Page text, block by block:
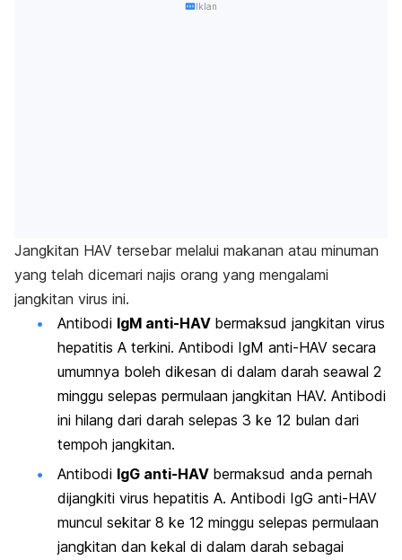
Iklan
Jangkitan HAV tersebar melalui makanan atau minuman
yang telah dicemari najis orang yang mengalami
jangkitan virus ini.
Antibodi IgM anti-HAV bermaksud jangkitan virus
hepatitis A terkini. Antibodi IgM anti-HAV secara
umumnya boleh dikesan di dalam darah seawal 2
minggu selepas permulaan jangkitan HAV. Antibodi
ini hilang dari darah selepas 3 ke 12 bulan dari
tempoh jangkitan.
Antibodi IgG anti-HAV bermaksud anda pernah
dijangkiti virus hepatitis A. Antibodi IgG anti-HAV
muncul sekitar 8 ke 12 minggu selepas permulaan
jangkitan dan kekal di dalam darah sebagai